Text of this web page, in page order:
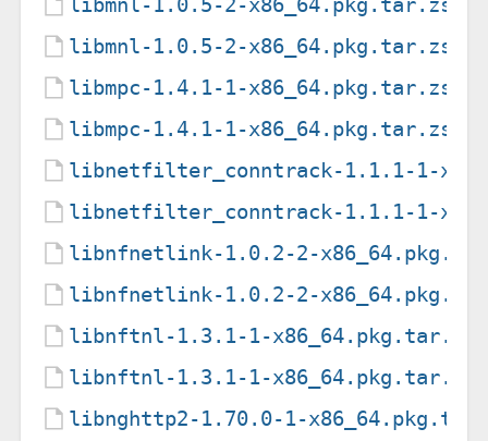
libmnl-1.0.5-2-
libmpc-1.4.1-1-x86_64.pkg.tar.zst
libmpc-1.4.1-1-
libnetfilter_conntrack-1.1.1-1-
libnetfilter_conntrack-1.1.1-1-
libnfnetlink-1.0.2-2-
libnfnetlink-1.0.2-2-
libnftnl-1.3.1-1-x86_64.pkg.tar.zst
libnftnl-1.3.1-1-
libnghttp2-1.70.0-1-